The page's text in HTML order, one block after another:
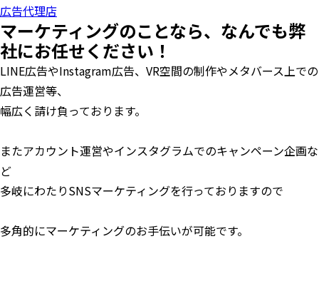
広告代理店
マーケティングのことなら、なんでも弊
社にお任せください！
LINE広告やInstagram広告、VR空間の制作やメタバース上での
広告運営等、
幅広く請け負っております。
またアカウント運営やインスタグラムでのキャンペーン企画な
ど
多岐にわたりSNSマーケティングを行っておりますので
多角的にマーケティングのお手伝いが可能です。